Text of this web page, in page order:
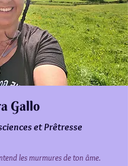
Gallo
et Prêtresse
les murmures de ton âme.